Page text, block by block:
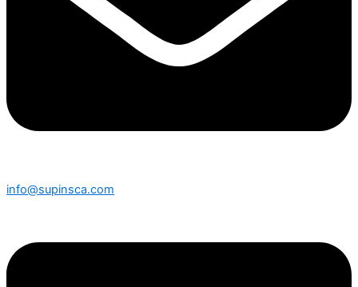
info@supinsca.com